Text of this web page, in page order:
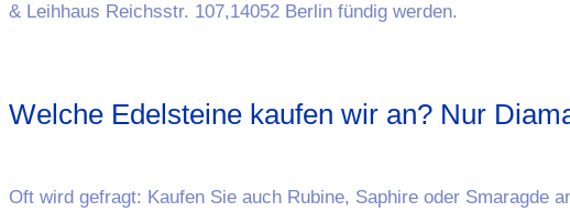
& Leihhaus Reichsstr. 107,14052 Berlin fündig werden.
Welche Edelsteine kaufen wir an? Nur
Oft wird gefragt: Kaufen Sie auch Rubine, Saphire oder Smaragde